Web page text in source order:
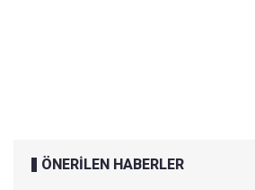
ÖNERİLEN HABERLER